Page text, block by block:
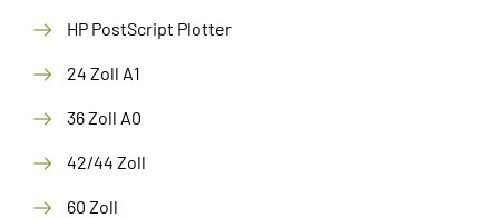
HP PostScript Plotter
24 Zoll A1
36 Zoll A0
42/44 Zoll
60 Zoll